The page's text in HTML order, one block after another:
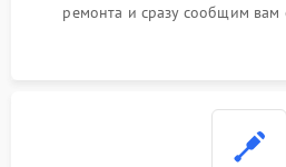
ремонта и сразу сообщим вам